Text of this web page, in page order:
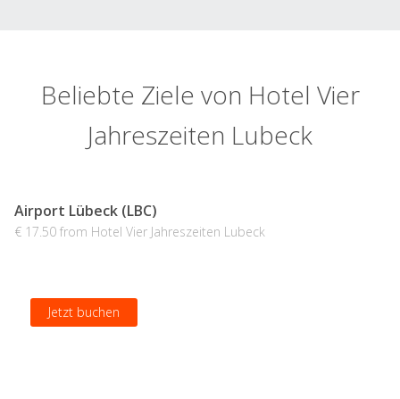
Beliebte Ziele von Hotel Vier
Jahreszeiten Lubeck
Airport Lübeck (LBC)
€ 17.50 from Hotel Vier Jahreszeiten Lubeck
Jetzt buchen